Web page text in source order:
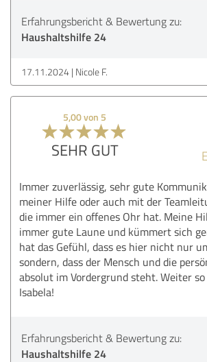
Erfahrungsbericht & Bewertung zu:
Haushaltshilfe 24
17.11.2024 Nicole F.
5,00 von 5
SEHR GUT
Immer zuverlässig, sehr gute
meiner Hilfe oder auch mit der
die immer ein offenes Ohr hat. Meine
immer gute Laune und kümmert sich
hat das Gefühl, dass es hier nicht nur
sondern, dass der Mensch und die
absolut im Vordergrund steht. Weiter
Isabela!
Erfahrungsbericht & Bewertung zu:
Haushaltshilfe 24